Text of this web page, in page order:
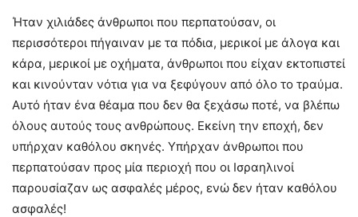
Ήταν χιλιάδες άνθρωποι που περπατούσαν, οι
περισσότεροι πήγαιναν με τα πόδια, μερικοί με άλογα και
κάρα, μερικοί με οχήματα, άνθρωποι που είχαν εκτοπιστεί
και κινούνταν νότια για να ξεφύγουν από όλο το τραύμα.
Αυτό ήταν ένα θέαμα που δεν θα ξεχάσω ποτέ, να βλέπω
όλους αυτούς τους ανθρώπους. Εκείνη την εποχή, δεν
υπήρχαν καθόλου σκηνές. Υπήρχαν άνθρωποι που
περπατούσαν προς μία περιοχή που οι Ισραηλινοί
παρουσίαζαν ως ασφαλές μέρος, ενώ δεν ήταν καθόλου
ασφαλές!